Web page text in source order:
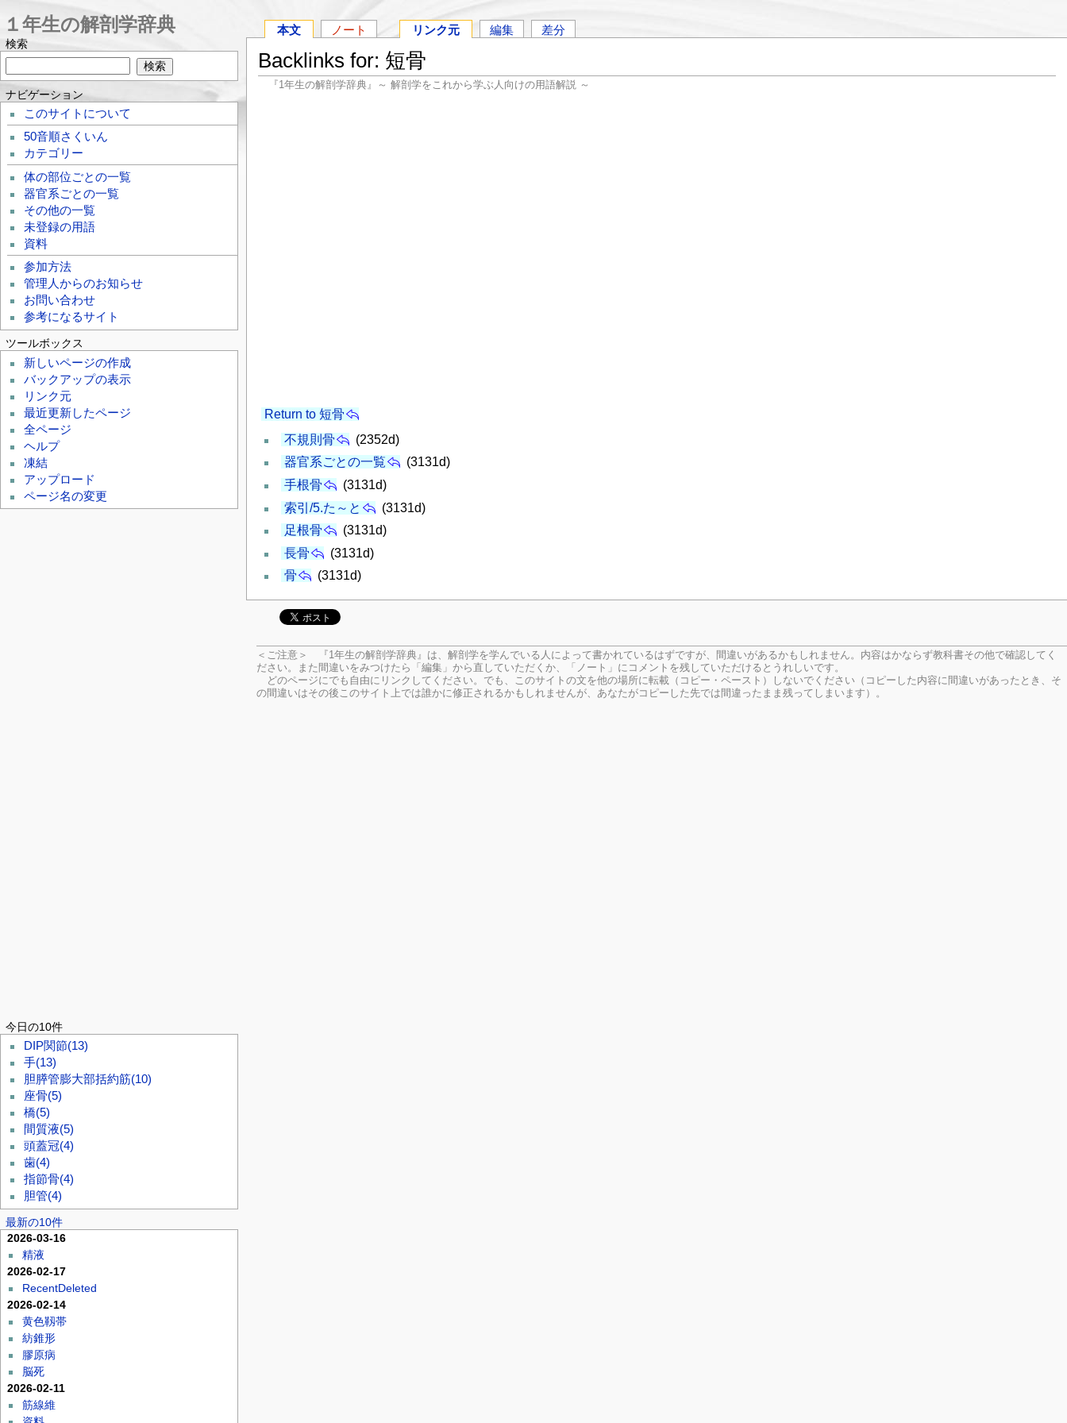
本文 ノート リンク元 編集 差分
Backlinks for: 短骨
『1年生の解剖学辞典』～ 解剖学をこれから学ぶ人向けの用語解説 ～
Return to 短骨
不規則骨
(2352d)
器官系ごとの一覧
(3131d)
手根骨
(3131d)
索引/5.た～と
(3131d)
足根骨
(3131d)
長骨
(3131d)
骨
(3131d)
＜ご注意＞ 『1年生の解剖学辞典』は、解剖学を学んでいる人によって書かれているはずですが、間違いがあるかもしれません。内容はかならず教科書その他で確認してく
ださい。
また間違いをみつけたら「編集」から直していただくか、「ノート」にコメントを残していただけるとうれしいです。
どのページにでも自由にリンクしてください。でも、このサイトの文を他の場所に転載（コピー・ペースト）しないでください（コピーした内容に間違いがあったとき、そ
の間違いはその後このサイト上では誰かに修正されるかもしれませんが、あなたがコピーした先では間違ったまま残ってしまいます）。
１年生の解剖学辞典
検索
ナビゲーション
このサイトについて
50音順さくいん
カテゴリー
体の部位ごとの一覧
器官系ごとの一覧
その他の一覧
未登録の用語
資料
参加方法
管理人からのお知らせ
お問い合わせ
参考になるサイト
ツールボックス
新しいページの作成
バックアップの表示
リンク元
最近更新したページ
全ページ
ヘルプ
凍結
アップロード
ページ名の変更
今日の10件
DIP関節(13)
手(13)
胆膵管膨大部括約筋(10)
座骨(5)
橋(5)
間質液(5)
頭蓋冠(4)
歯(4)
指節骨(4)
胆管(4)
最新の10件
2026-03-16
精液
2026-02-17
RecentDeleted
2026-02-14
黄色靱帯
紡錐形
膠原病
脳死
2026-02-11
筋線維